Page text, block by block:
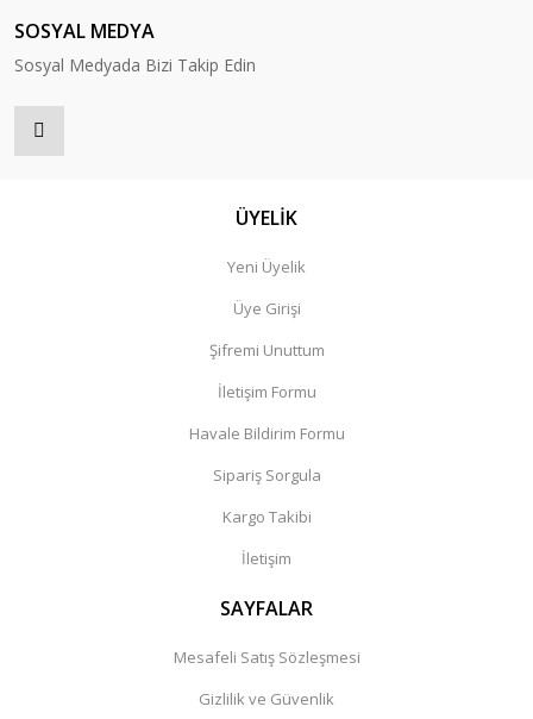
SOSYAL MEDYA
Sosyal Medyada Bizi Takip Edin
ÜYELİK
Yeni Üyelik
Üye Girişi
Şifremi Unuttum
İletişim Formu
Havale Bildirim Formu
Sipariş Sorgula
Kargo Takibi
İletişim
SAYFALAR
Mesafeli Satış Sözleşmesi
Gizlilik ve Güvenlik